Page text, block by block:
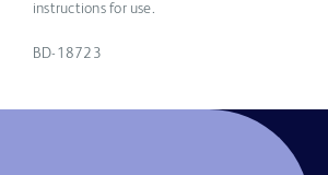
instructions for use.
BD-18723